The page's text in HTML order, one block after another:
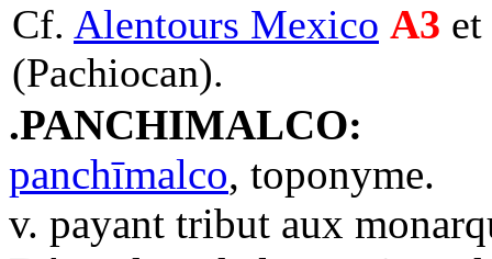
Cf. Alentours Mexico A3
(Pachiocan).
.PANCHIMALCO:
panchīmalco, toponyme.
v. payant tribut aux